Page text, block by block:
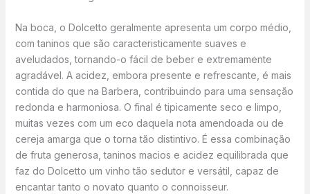
Na boca, o Dolcetto geralmente apresenta um corpo médio,
com taninos que são caracteristicamente suaves e
aveludados, tornando-o fácil de beber e extremamente
agradável. A acidez, embora presente e refrescante, é mais
contida do que na Barbera, contribuindo para uma sensação
redonda e harmoniosa. O final é tipicamente seco e limpo,
muitas vezes com um eco daquela nota amendoada ou de
cereja amarga que o torna tão distintivo. É essa combinação
de fruta generosa, taninos macios e acidez equilibrada que
faz do Dolcetto um vinho tão sedutor e versátil, capaz de
encantar tanto o novato quanto o connoisseur.